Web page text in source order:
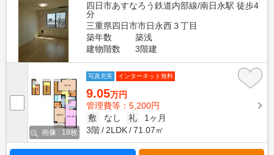
四日市あすなろう鉄道内部線/南日永駅 徒歩4
分
三重県四日市市日永西３丁目
築年数
築浅
建物階数
3階建
画像 : 18枚
写真充実 インターネット無料
9.05万円
管理費等：5,200円
敷
なし 礼
1ヶ月
3階
2LDK 71.07㎡